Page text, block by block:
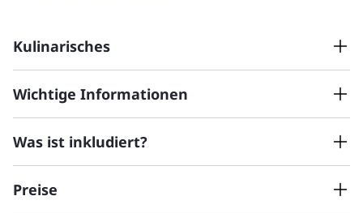
Kulinarisches
kulinarischen Stationen, zum Beispiel:
ein Ort, wo jeder Besuch zur Reise in die Welt der
ein junger Gastgeber mit Liebe zu Japan
Wichtige Informationen
Bitte informieren Sie uns im 1. Buchungsschritt über
Nahrungsoptionen. Abweichende
Nahrungseinschränkungen können leider nicht
Was ist inkludiert?
Preise